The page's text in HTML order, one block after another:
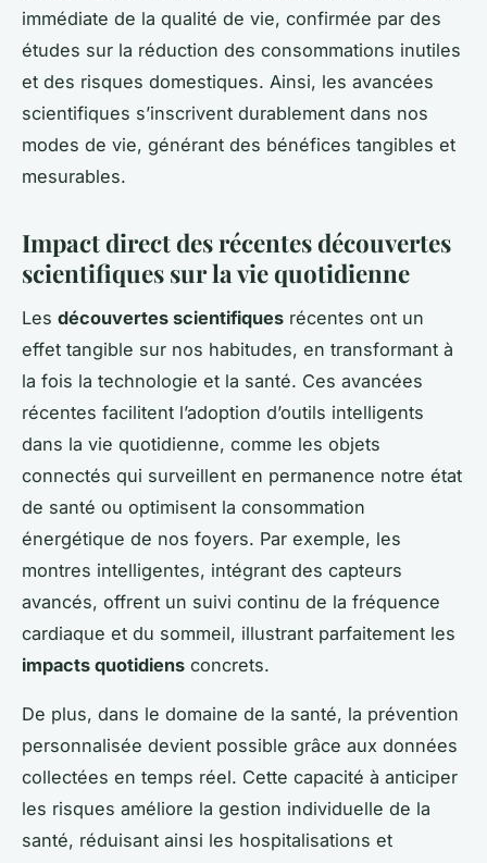
immédiate de la qualité de vie, confirmée par des
études sur la réduction des consommations inutiles
et des risques domestiques. Ainsi, les avancées
scientifiques s’inscrivent durablement dans nos
modes de vie, générant des bénéfices tangibles et
mesurables.
Impact direct des récentes découvertes
scientifiques sur la vie quotidienne
Les découvertes scientifiques récentes ont un
effet tangible sur nos habitudes, en transformant à
la fois la technologie et la santé. Ces avancées
récentes facilitent l’adoption d’outils intelligents
dans la vie quotidienne, comme les objets
connectés qui surveillent en permanence notre état
de santé ou optimisent la consommation
énergétique de nos foyers. Par exemple, les
montres intelligentes, intégrant des capteurs
avancés, offrent un suivi continu de la fréquence
cardiaque et du sommeil, illustrant parfaitement les
impacts quotidiens concrets.
De plus, dans le domaine de la santé, la prévention
personnalisée devient possible grâce aux données
collectées en temps réel. Cette capacité à anticiper
les risques améliore la gestion individuelle de la
santé, réduisant ainsi les hospitalisations et